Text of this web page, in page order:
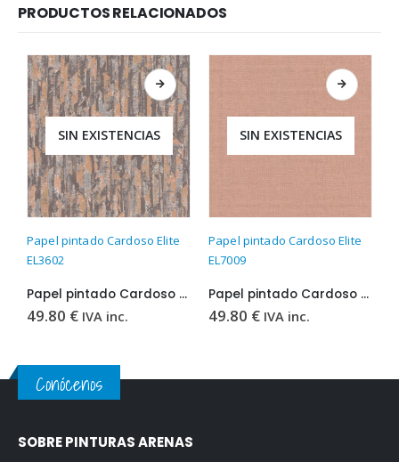
PRODUCTOS RELACIONADOS
SIN EXISTENCIAS
Papel pintado Cardoso Elite
EL3602
Papel pintado Cardoso Elite EL3602
49.80 € IVA inc.
SIN EXISTENCIAS
Papel pintado Cardoso Elite
EL7009
Papel pintado Cardoso Elite EL7009
49.80 € IVA inc.
Conócenos
SOBRE PINTURAS ARENAS